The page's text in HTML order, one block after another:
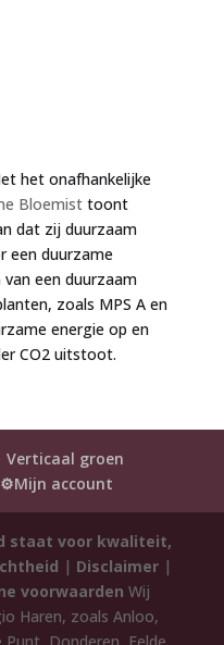
het onafhankelijke
Bloemisttoont
dat zij duurzaam
een duurzame
een duurzaam
zoals MPS A en
energie op en
CO2 uitstoot.
Verticaal groen
⚙️Mijn account
staat voor kwaliteit,
| Disclaimer |
voorwaarden Wij
Haren, zoals Anloo,